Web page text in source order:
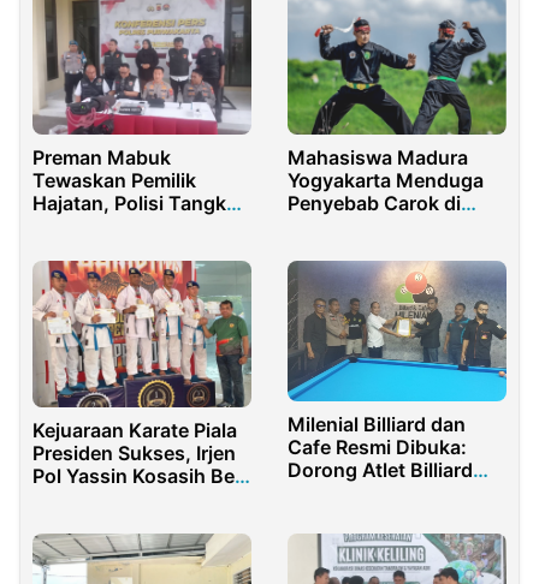
Preman Mabuk
Tewaskan Pemilik
Hajatan, Polisi Tangkap
Mahasiswa Madura
Yogyakarta Menduga
Penyebab Carok di
Kejuaraan Karate Piala
Presiden Sukses, Irjen
Pol Yassin Kosasih Beri
Milenial Billiard dan
Cafe Resmi Dibuka:
Dorong Atlet Billiard